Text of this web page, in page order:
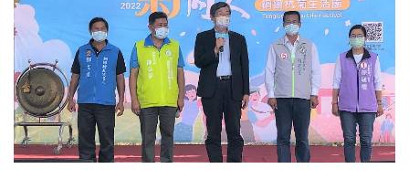
刊登